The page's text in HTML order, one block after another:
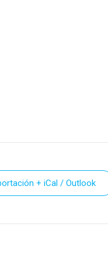
+ iCal / Outlook